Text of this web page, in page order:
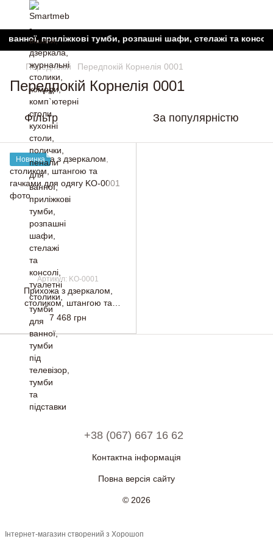
приліжкові тумби, розпашні шафи, стелажі та
Передпокій Передпокій Корнелія 0001
Передпокій Корнелія 0001
Фільтр За популярністю
Новинка
Артикул: KO-0001
Прихожа з дзеркалом,
столиком, штангою та
гачками для одягу, Білий
7 468 грн
+38 (067) 667 16 62
Контактна інформація
Повна версія сайту
© 2026
Інтернет-магазин створений з Хорошоп